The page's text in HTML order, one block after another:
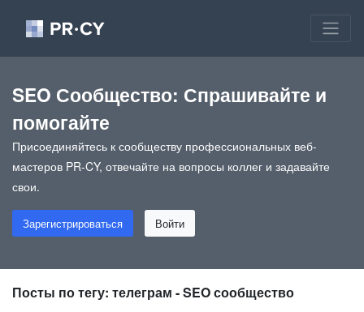
SEO Сообщество: Спрашивайте и
помогайте
Присоединяйтесь к сообществу профессиональных веб-
мастеров PR-CY, отвечайте на вопросы коллег и задавайте
свои.
Зарегистрироваться Войти
Посты по тегу: телеграм - SEO сообщество